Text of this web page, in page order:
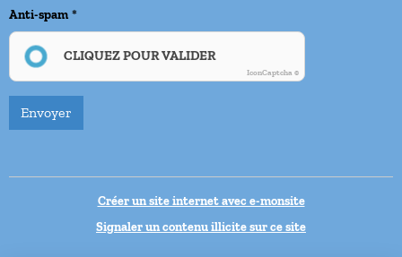
Anti-spam
CLIQUEZ POUR VALIDER
IconCaptcha ©
Envoyer
Créer un site internet avec e-monsite
Signaler un contenu illicite sur ce site